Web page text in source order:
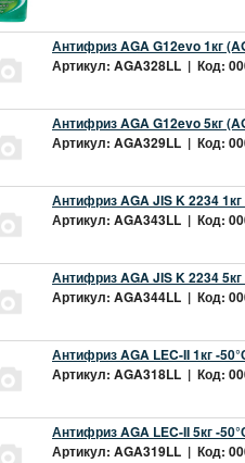
Антифриз AGA G12evo 1кг
Артикул: AGA328LL | Код:
Антифриз AGA G12evo 5кг
Артикул: AGA329LL | Код:
Антифриз AGA JIS K 2234
Артикул: AGA343LL | Код:
Антифриз AGA JIS K 2234
Артикул: AGA344LL | Код:
Антифриз AGA LEC-II 1кг -
Артикул: AGA318LL | Код:
Антифриз AGA LEC-II 5кг -
Артикул: AGA319LL | Код: